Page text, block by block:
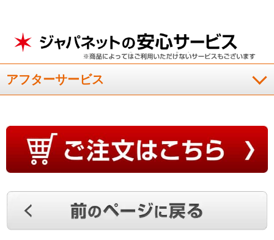
頭にフィットする
頭にフィットし、とても寝やすい枕でした。
寝返りが楽！
た夜から使用しました。寝返りが楽です！
（福岡県80代以上
アフターサービス